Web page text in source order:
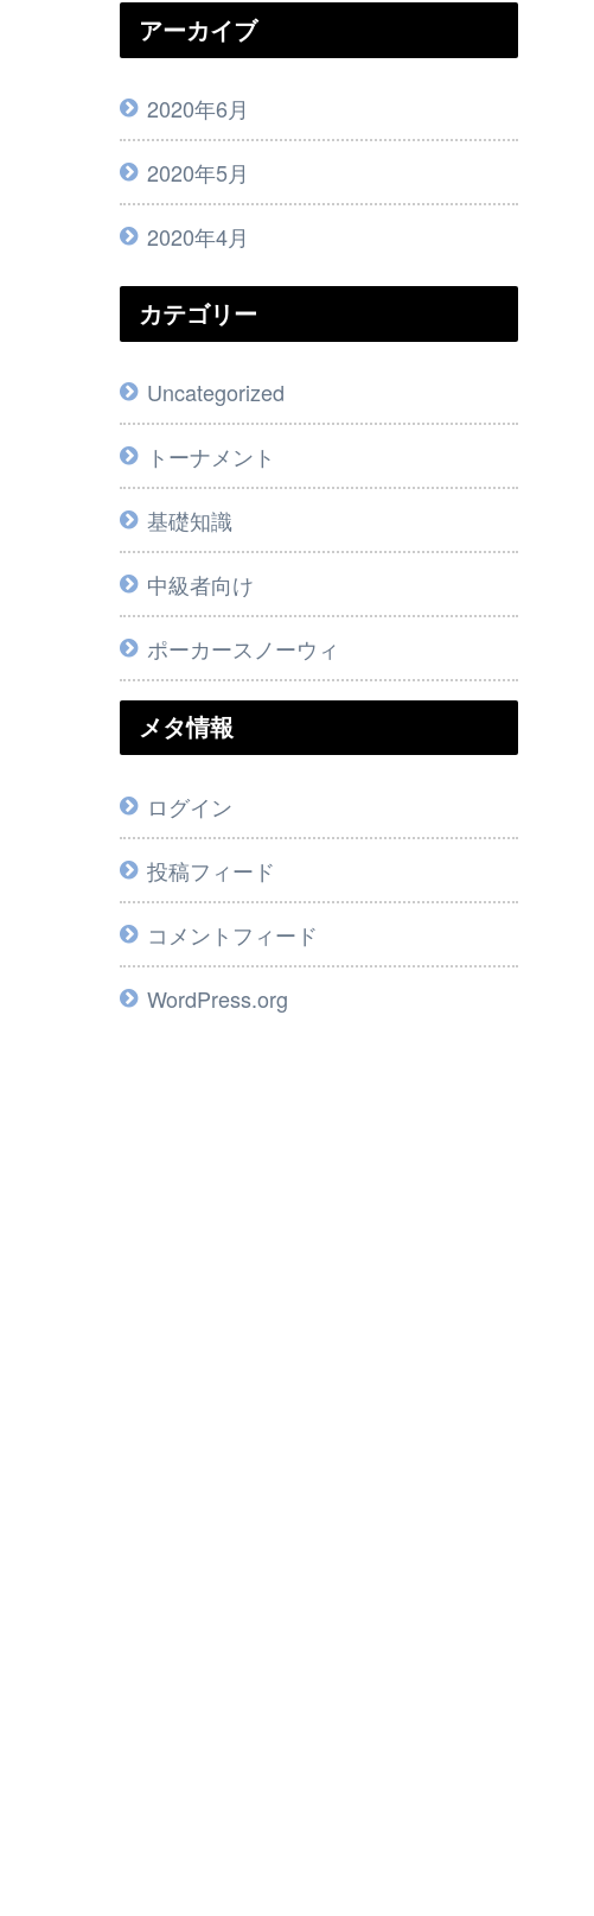
アーカイブ
2020年6月
2020年5月
2020年4月
カテゴリー
Uncategorized
トーナメント
基礎知識
中級者向け
ポーカースノーウィ
メタ情報
ログイン
投稿フィード
コメントフィード
WordPress.org